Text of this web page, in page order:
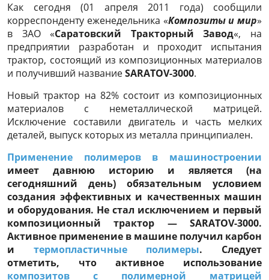
Как сегодня (01 апреля 2011 года) сообщили
корреспонденту еженедельника «Композиты и мир»
в ЗАО «Саратовский Тракторный Завод«, на
предприятии разработан и проходит испытания
трактор, состоящий из композиционных материалов
и получивший названиеSARATOV-3000.
Новый трактор на 82% состоит из композиционных
материалов с неметаллической матрицей.
Исключение составили двигатель и часть мелких
деталей, выпуск которых из металла принципиален.
Применение полимеров в машиностроении
имеет давнюю историю и является (на
сегодняшний день) обязательным условием
создания эффективных и качественных машин
и оборудования. Не стал исключением и первый
композиционный трактор — SARATOV-3000.
Активное применение в машине получил карбон
и термопластичные полимеры. Следует
отметить, что активное использование
композитов с полимерной матрицей